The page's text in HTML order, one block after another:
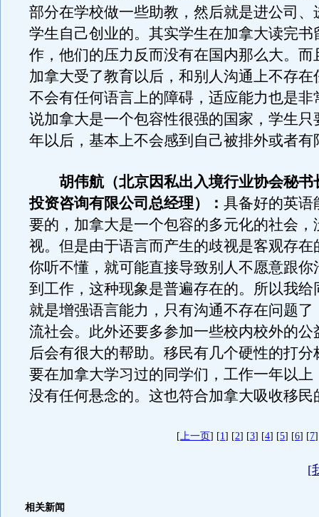
部分在学校做一些助教，然后就是进公司、
学生自己创业的。其实学生在加拿大读完书
作，他们的压力反而没有在国内那么大。而
加拿大受了教育以后，和别人沟通上不存在
不会有任何语言上的障碍，适应能力也是非
说加拿大是一个包容性很强的国家，学生只
年以后，基本上不会感到自己被排外或者有
胡伟航（北京因私出入境行业协会秘书
投资咨询有限公司总经理）： 具备好的英语
要的，加拿大是一个包容的多元化的社会，
视。但是由于语言而产生的歧视是客观存在
你听不懂，就可能直接导致别人不愿意跟你
到工作，这种现象是普遍存在的。所以我给
就是增强语言能力，只有沟通不存在问题了
流社会。此外还要多参加一些校内校外的公
后会有很大的帮助。移民有几个硬性的打分
要在加拿大学习过的同学们，工作一年以上
没有任何悬念的。这也符合加拿大吸收移民
[上一页] [1] [2] [3] [4] [5] [6] [7
[
相关新闻